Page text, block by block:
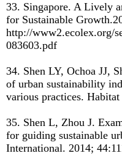
33. Singapore. A Lively
for Sustainable
http://www2.ecolex.org/
083603.pdf
34. Shen LY, Ochoa JJ,
of urban sustainability
various practices.
35. Shen L, Zhou J.
for guiding sustainable
International. 2014;